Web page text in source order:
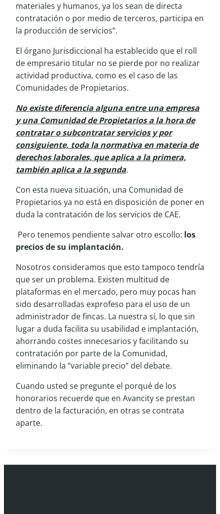
materiales y humanos, ya los sean de directa
contratación o por medio de terceros, participa en
la producción de servicios”.
El órgano Jurisdiccional ha establecido que el roll
de empresario titular no se pierde por no realizar
actividad productiva, como es el caso de las
Comunidades de Propietarios.
No existe diferencia alguna entre una empresa
y una Comunidad de Propietarios a la hora de
contratar o subcontratar servicios y por
consiguiente, toda la normativa en materia de
derechos laborales, que aplica a la primera,
también aplica a la segunda.
Con esta nueva situación, una Comunidad de
Propietarios ya no está en disposición de poner en
duda la contratación de los servicios de CAE.
Pero tenemos pendiente salvar otro escollo: los
precios de su implantación.
Nosotros consideramos que esto tampoco tendría
que ser un problema. Existen multitud de
plataformas en el mercado, pero muy pocas han
sido desarrolladas exprofeso para el uso de un
administrador de fincas. La nuestra sí, lo que sin
lugar a duda facilita su usabilidad e implantación,
ahorrando costes innecesarios y facilitando su
contratación por parte de la Comunidad,
eliminando la “variable precio” del debate.
Cuando usted se pregunte el porqué de los
honorarios recuerde que en Avancity se prestan
dentro de la facturación, en otras se contrata
aparte.